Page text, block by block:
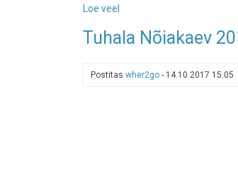
Loe veel
8
Tuhala Nõiakaev
Postitas wher2go - 14.10.2017 15:05